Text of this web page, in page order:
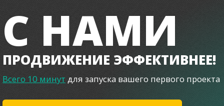
С НАМИ
ПРОДВИЖЕНИЕ ЭФФЕКТИВНЕЕ!
Всего 10 минут для запуска вашего первого проекта